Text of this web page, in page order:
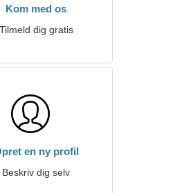
Kom med os
Tilmeld dig gratis
en ny profil
Beskriv dig selv